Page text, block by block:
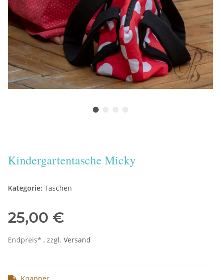
Kindergartentasche Micky
Kategorie: Taschen
25,00 €
Endpreis* , zzgl. Versand